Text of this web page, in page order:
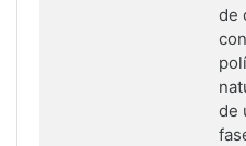
de
de